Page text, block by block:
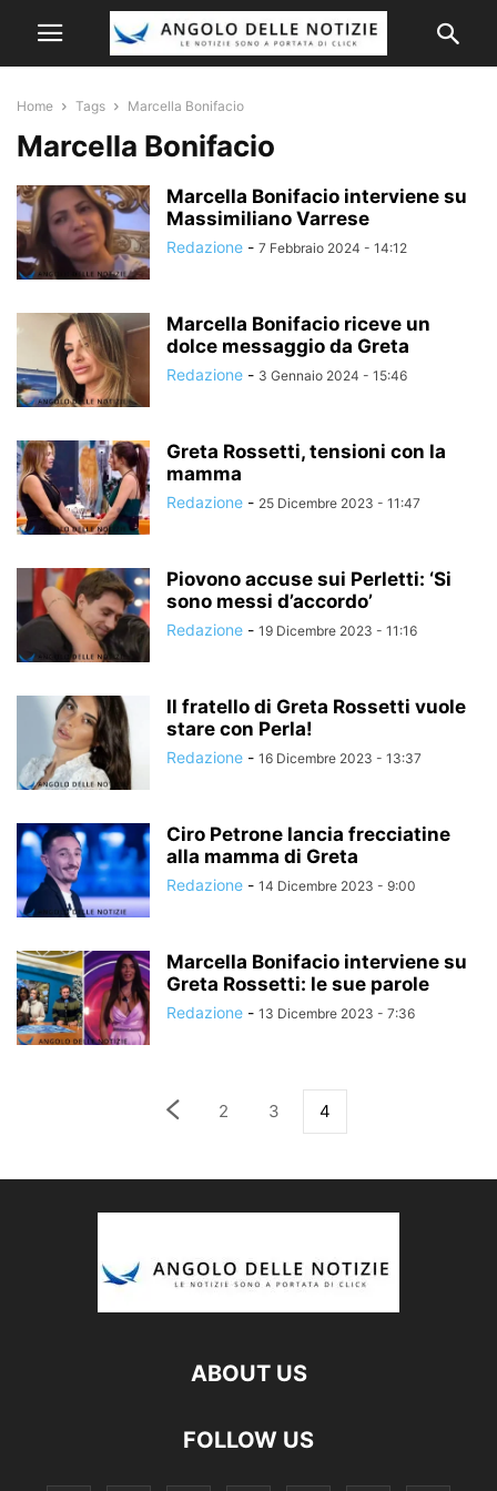
Home Tags Marcella Bonifacio
Marcella Bonifacio
Marcella Bonifacio interviene su
Massimiliano Varrese
Redazione - 7 Febbraio 2024 - 14:12
Marcella Bonifacio riceve un
dolce messaggio da Greta
Redazione - 3 Gennaio 2024 - 15:46
Greta Rossetti, tensioni con la
mamma
Redazione - 25 Dicembre 2023 - 11:47
Piovono accuse sui Perletti: ‘Si
sono messi d’accordo’
Redazione - 19 Dicembre 2023 - 11:16
Il fratello di Greta Rossetti vuole
stare con Perla!
Redazione - 16 Dicembre 2023 - 13:37
Ciro Petrone lancia frecciatine
alla mamma di Greta
Redazione - 14 Dicembre 2023 - 9:00
Marcella Bonifacio interviene su
Greta Rossetti: le sue parole
Redazione - 13 Dicembre 2023 - 7:36
2 3 4
ABOUT US
FOLLOW US